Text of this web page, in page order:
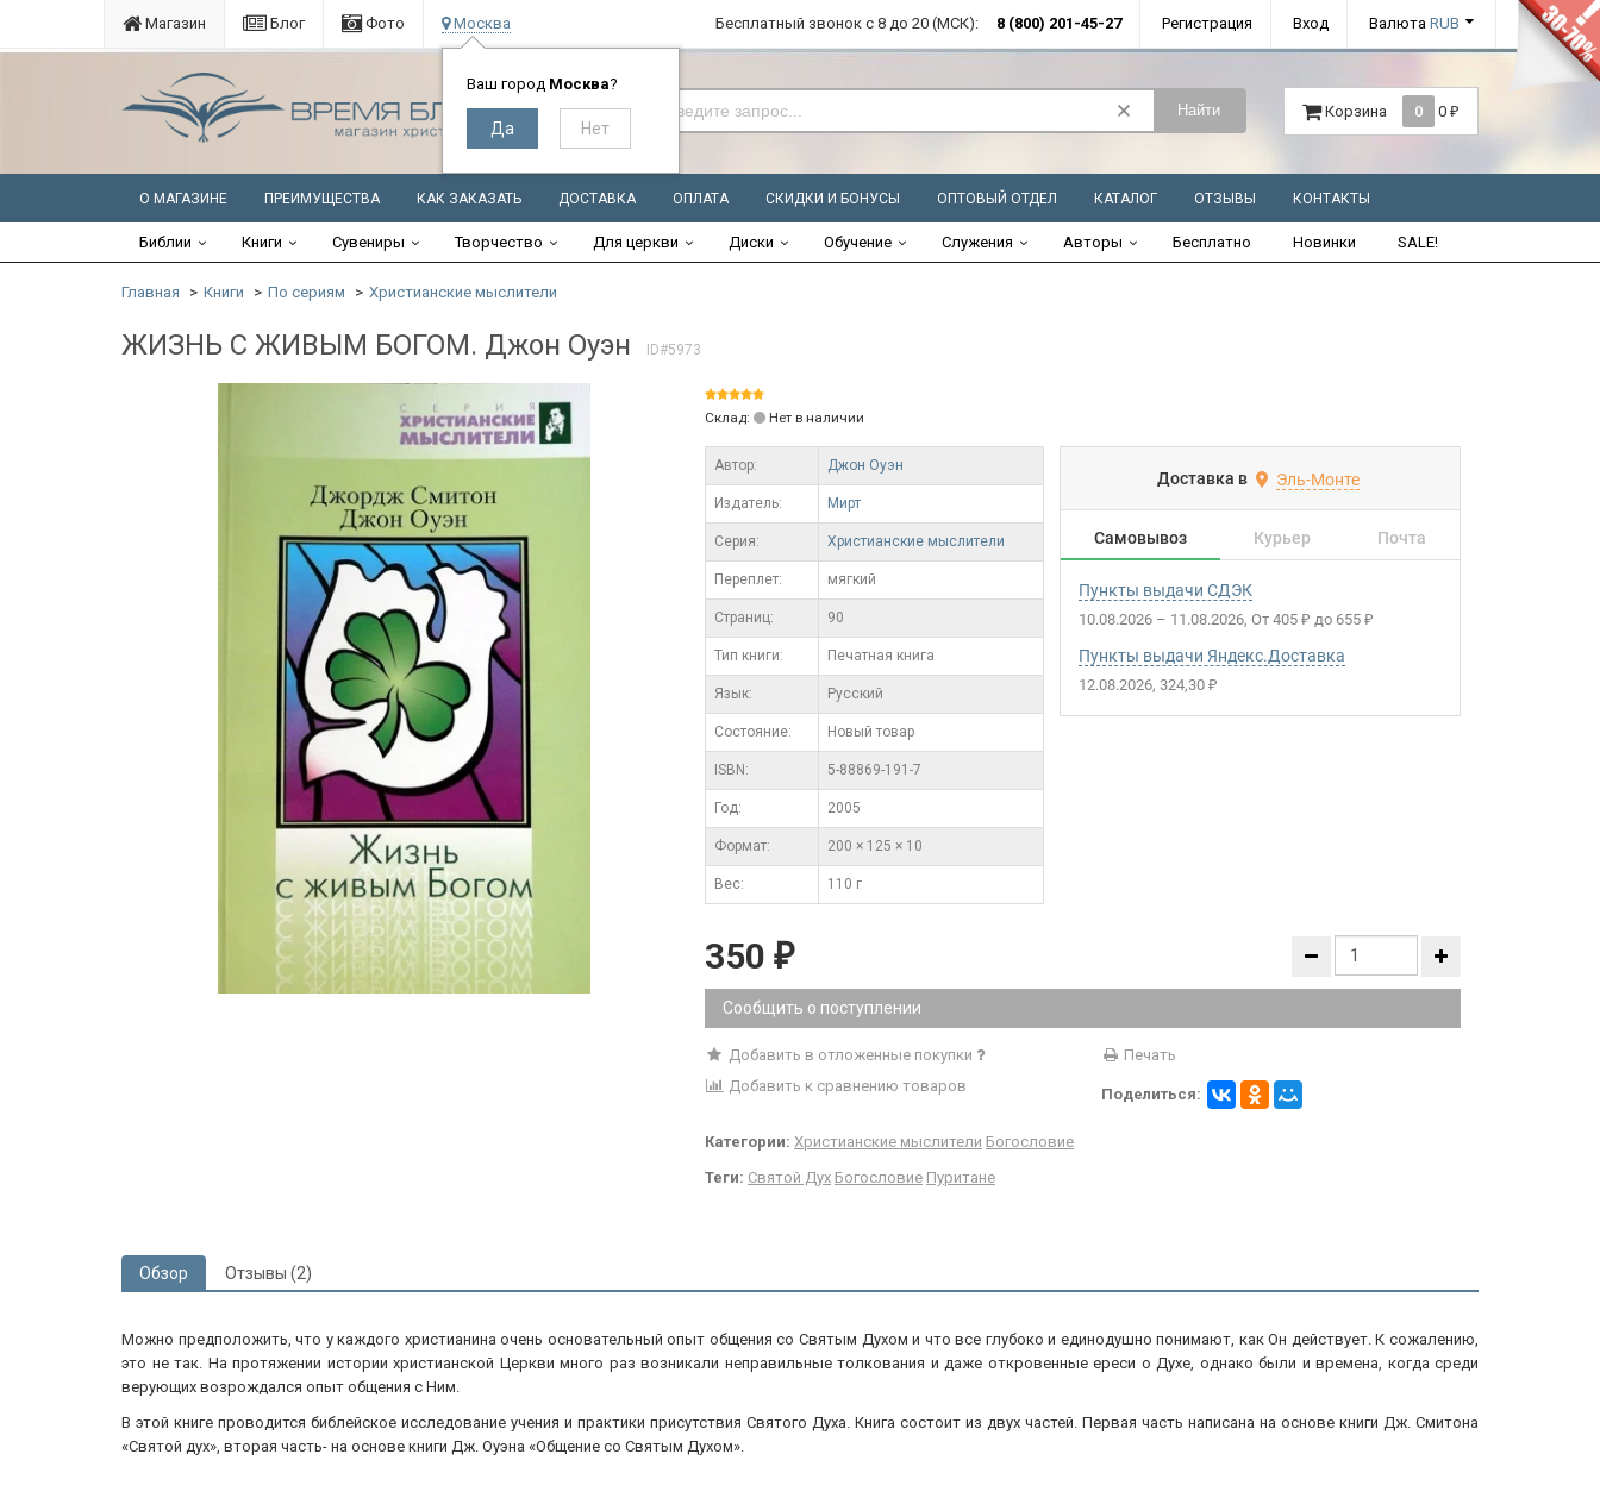
Магазин Блог Фото Москва
Ваш город Москва?
Бесплатный звонок с 8 до 20 (МСК): 8 (800) 201-45-27 Регистрация Вход Валюта RUB
Найти Корзина 0 0 ₽
О МАГАЗИНЕ ПРЕИМУЩЕСТВА КАК ЗАКАЗАТЬ ДОСТАВКА ОПЛАТА СКИДКИ И БОНУСЫ ОПТОВЫЙ ОТДЕЛ КАТАЛОГ ОТЗЫВЫ КОНТАКТЫ
Библии Книги Сувениры Творчество Для церкви Диски Обучение Служения Авторы Бесплатно Новинки SALE!
Главная Книги По сериям Христианские мыслители
ЖИЗНЬ С ЖИВЫМ БОГОМ. Джон Оуэн ID#5973
Склад: Нет в наличии
Автор: Джон Оуэн
Издатель: Мирт
Серия: Христианские мыслители
Переплет: мягкий
Cтраниц: 90
Тип книги: Печатная книга
Язык: Русский
Состояние: Новый товар
ISBN: 5-88869-191-7
Год: 2005
Формат: 200 × 125 × 10
Вес: 110 г
Доставка в Эль-Монте
Самовывоз Курьер Почта
Пункты выдачи СДЭК
10.08.2026 – 11.08.2026 От 405₽ до 655₽
Пункты выдачи Яндекс.Доставка
12.08.2026 324,30₽
350 ₽
Сообщить о поступлении
Добавить в отложенные покупки
Печать
Добавить к сравнению товаров
Поделиться:
Категории: Христианские мыслители Богословие
Теги: Святой Дух Богословие Пуритане
Обзор Отзывы (2)
Можно предположить, что у каждого христианина очень основательный опыт общения со Святым Духом и что все глубоко и единодушно понимают, как Он действует. К сожалению,
это не так. На протяжении истории христианской Церкви много раз возникали неправильные толкования и даже откровенные ереси о Духе, однако были и времена, когда среди
верующих возрождался опыт общения с Ним.
В этой книге проводится библейское исследование учения и практики присутствия Святого Духа. Книга состоит из двух частей. Первая часть написана на основе книги Дж. Смитона
«Святой дух», вторая часть- на основе книги Дж. Оуэна «Общение со Святым Духом».